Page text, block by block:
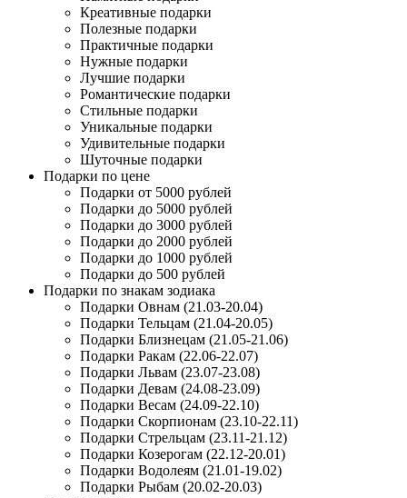
Креативные подарки
Полезные подарки
Практичные подарки
Нужные подарки
Лучшие подарки
Романтические подарки
Стильные подарки
Уникальные подарки
Удивительные подарки
Шуточные подарки
Подарки по цене
Подарки от 5000 рублей
Подарки до 5000 рублей
Подарки до 3000 рублей
Подарки до 2000 рублей
Подарки до 1000 рублей
Подарки до 500 рублей
Подарки по знакам зодиака
Подарки Овнам (21.03-20.04)
Подарки Тельцам (21.04-20.05)
Подарки Близнецам (21.05-21.06)
Подарки Ракам (22.06-22.07)
Подарки Львам (23.07-23.08)
Подарки Девам (24.08-23.09)
Подарки Весам (24.09-22.10)
Подарки Скорпионам (23.10-22.11)
Подарки Стрельцам (23.11-21.12)
Подарки Козерогам (22.12-20.01)
Подарки Водолеям (21.01-19.02)
Подарки Рыбам (20.02-20.03)